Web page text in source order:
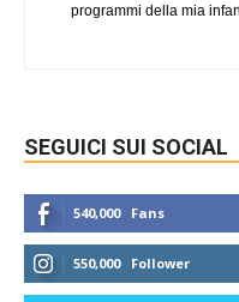
programmi della mia
SEGUICI SUI SOCIAL
540,000 Fans
550,000 Follower